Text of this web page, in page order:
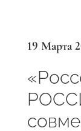
19 Марта